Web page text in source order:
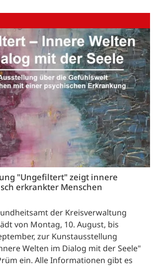
"Ungefiltert" zeigt innere
erkrankter Menschen
der Kreisverwaltung
von Montag, 10. August, bis
zur Kunstausstellung
Welten im Dialog mit der Seele"
ein. Alle Informationen gibt es